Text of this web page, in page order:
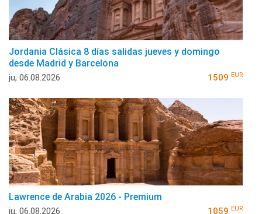
Jordania Clásica 8 días salidas jueves y domingo
desde Madrid y Barcelona
ju, 06.08.2026 1509 EUR
Lawrence de Arabia 2026 - Premium
ju, 06.08.2026 1059 EUR